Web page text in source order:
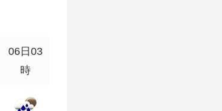
06日03
時